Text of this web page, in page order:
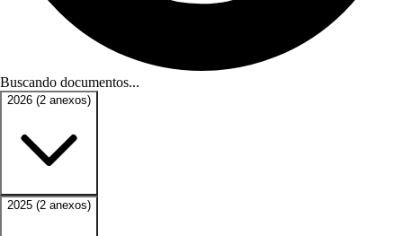
Buscando documentos...
2026 (2 anexos)
2025 (2 anexos)